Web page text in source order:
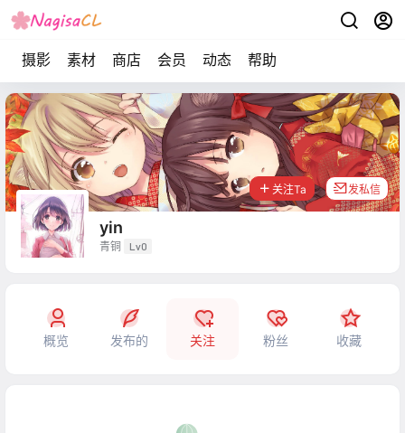
摄影 素材 商店 会员 动态 帮助
yin
青铜 Lv0
关注Ta 发私信
概览 发布的 关注 粉丝 收藏